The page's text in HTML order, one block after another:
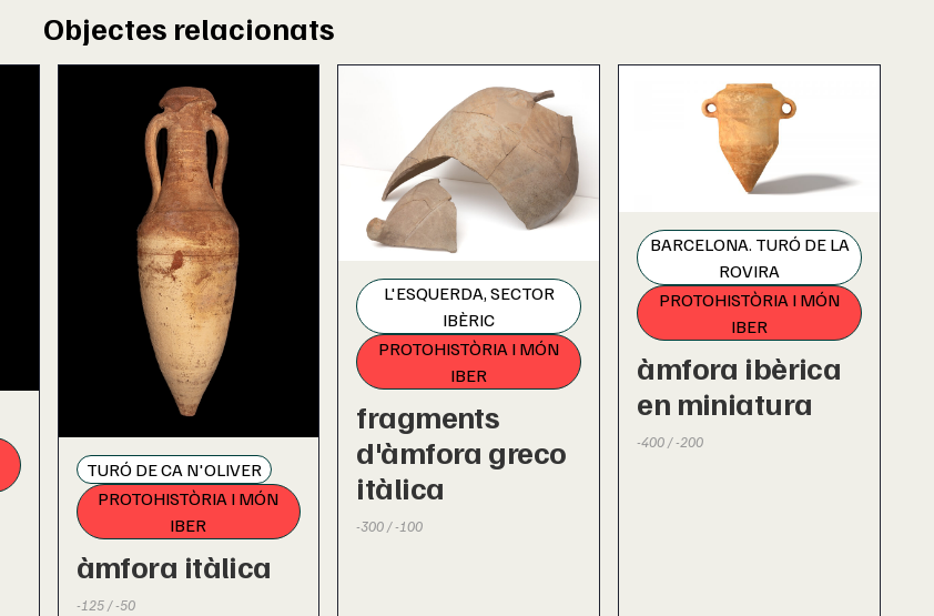
Objectes relacionats
TURÓ DE CA N'OLIVER
PROTOHISTÒRIA I MÓN
IBER
àmfora itàlica
-125 / -50
L'ESQUERDA, SECTOR
IBÈRIC
PROTOHISTÒRIA I MÓN
IBER
fragments
d'àmfora greco
itàlica
-300 / -100
BARCELONA. TURÓ DE LA
ROVIRA
PROTOHISTÒRIA I MÓN
IBER
àmfora ibèrica
en miniatura
-400 / -200